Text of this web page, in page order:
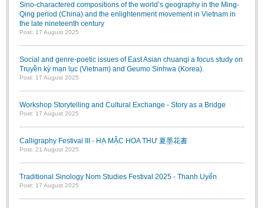
Sino-charactered compositions of the world’s geography in the Ming-
Qing period (China) and the enlightenment movement in Vietnam in
the late nineteenth century
Post: 17 August 2025
Social and genre-poetic issues of East Asian chuanqi a focus study on
Truyền kỳ mạn lục (Vietnam) and Geumo Sinhwa (Korea).
Post: 17 August 2025
Workshop Storytelling and Cultural Exchange - Story as a Bridge
Post: 17 August 2025
Calligraphy Festival III - HẠ MẶC HOA THƯ 夏墨花書
Post: 21 August 2025
Traditional Sinology Nom Studies Festival 2025 - Thanh Uyển
Post: 17 August 2025